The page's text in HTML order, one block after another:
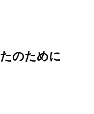
のために